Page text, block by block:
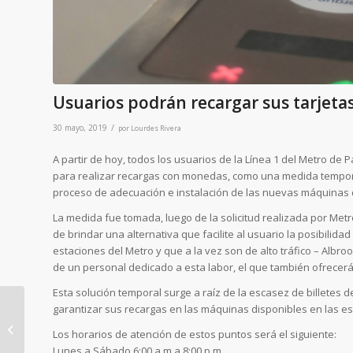
Usuarios podrán recargar sus
30 mayo, 2019 / por Lourdes Rivera
A partir de hoy, todos los usuarios de la Línea 1 del Metro de
para realizar recargas con monedas, como una medida
proceso de adecuación e instalación de las nuevas
La medida fue tomada, luego de la solicitud realizada por
de brindar una alternativa que facilite al usuario la
estaciones del Metro y que a la vez son de alto tráfico –
de un personal dedicado a esta labor, el que también
Esta solución temporal surge a raíz de la escasez de
garantizar sus recargas en las máquinas disponibles en las
Los horarios de atención de estos puntos será el siguiente:
Consorcio Línea
Panamá Norte obtiene